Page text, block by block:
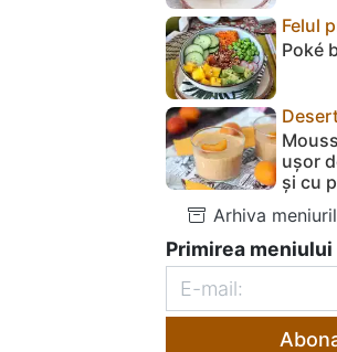
Felul
Poké
ușor
și cu
Arhiva
Primirea